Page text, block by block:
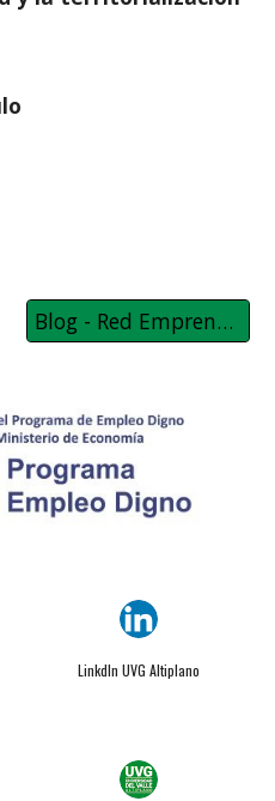
Blog - Red Emprende Sololá
Linkdln UVG Altiplano